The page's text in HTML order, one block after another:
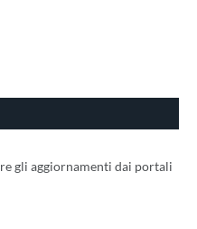
gli aggiornamenti dai portali